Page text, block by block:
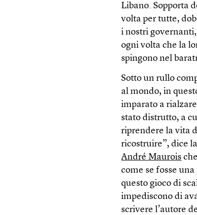
Libano. Sopporta
volta per tutte,
i nostri
ogni volta che la
spingono nel
Sotto un rullo
al mondo, in
imparato a
stato distrutto, a
riprendere la vita
ricostruire”, dice
André Maurois
come se fosse
questo gioco di
impediscono di
scrivere l’autore